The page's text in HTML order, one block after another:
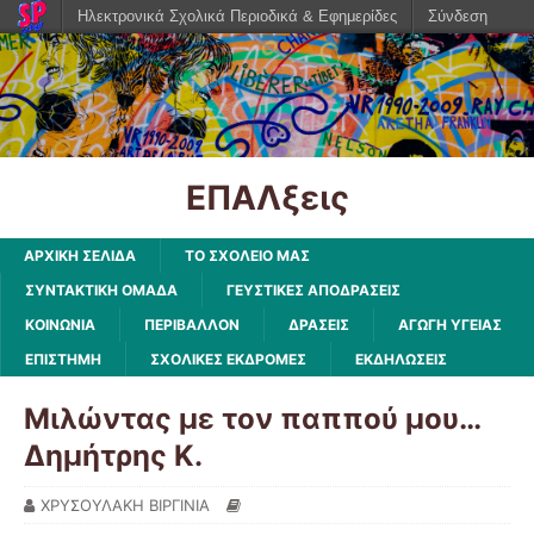
ΕΠΑΛξεις
ΑΡΧΙΚΗ ΣΕΛΙΔΑ
ΤΟ ΣΧΟΛΕΙΟ ΜΑΣ
ΣΥΝΤΑΚΤΙΚΗ ΟΜΑΔΑ
ΓΕΥΣΤΙΚΕΣ ΑΠΟΔΡΑΣΕΙΣ
ΚΟΙΝΩΝΙΑ
ΠΕΡΙΒΑΛΛΟΝ ΔΡΑΣΕΙΣ
ΑΓΩΓΗ ΥΓΕΙΑΣ
ΕΠΙΣΤΗΜΗ
ΣΧΟΛΙΚΕΣ ΕΚΔΡΟΜΕΣ ΕΚΔΗΛΩΣΕΙΣ
Μιλώντας με τον παππού μου…
Δημήτρης Κ.
ΧΡΥΣΟΥΛΑΚΗ ΒΙΡΓΙΝΙΑ
Ηλεκτρονικά Σχολικά Περιοδικά & Εφημερίδες Σύνδεση